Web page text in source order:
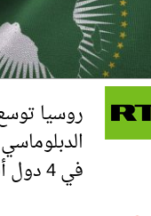
روسيا
في 4 دول أفريقية